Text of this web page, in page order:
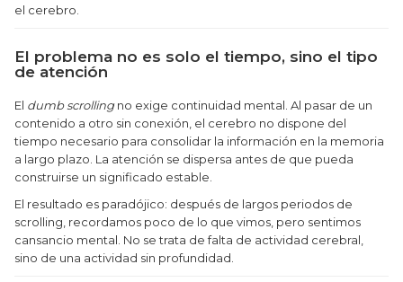
el cerebro.
El problema no es solo el tiempo, sino el tipo
de atención
El dumb scrollingno exige continuidad mental. Al pasar de un
contenido a otro sin conexión, el cerebro no dispone del
tiempo necesario para consolidar la información en la memoria
a largo plazo. La atención se dispersa antes de que pueda
construirse un significado estable.
El resultado es paradójico: después de largos periodos de
scrolling, recordamos poco de lo que vimos, pero sentimos
cansancio mental. No se trata de falta de actividad cerebral,
sino de una actividad sin profundidad.